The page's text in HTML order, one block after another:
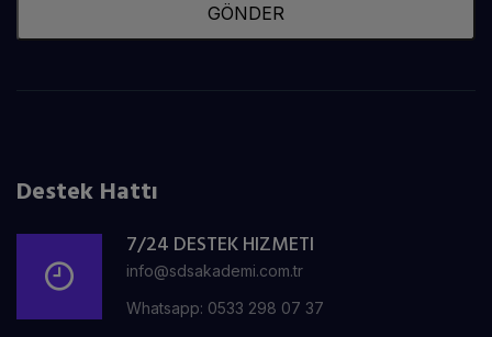
GÖNDER
Destek Hattı
7/24 DESTEK HIZMETI
info@sdsakademi.com.tr
Whatsapp: 0533 298 07 37